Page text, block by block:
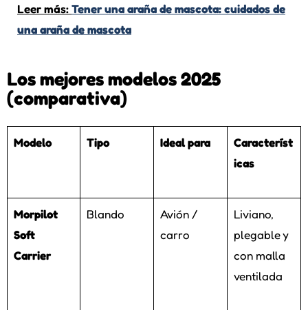
Leer más:Tener una araña de mascota: cuidados de
una araña de mascota
Los mejores modelos 2025
(comparativa)
Modelo Tipo Ideal para
Característ
icas
Morpilot
Soft
Carrier
Blando
Avión /
carro
Liviano,
plegable y
con malla
ventilada